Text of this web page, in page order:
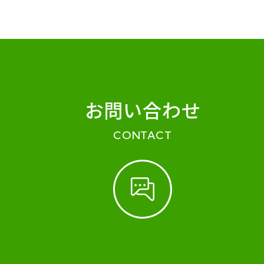
お問い合わせ
CONTACT